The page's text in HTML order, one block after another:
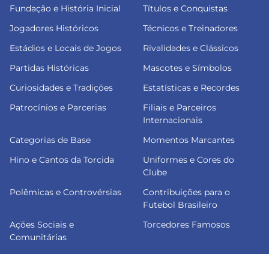
Fundação e História Inicial
Títulos e Conquistas
Jogadores Históricos
Técnicos e Treinadores
Estádios e Locais de Jogos
Rivalidades e Clássicos
Partidas Históricas
Mascotes e Símbolos
Curiosidades e Tradições
Estatísticas e Recordes
Patrocínios e Parcerias
Filiais e Parceiros
Internacionais
Categorias de Base
Momentos Marcantes
Hino e Cantos da Torcida
Uniformes e Cores do
Clube
Polêmicas e Controvérsias
Contribuições para o
Futebol Brasileiro
Ações Sociais e
Comunitárias
Torcedores Famosos